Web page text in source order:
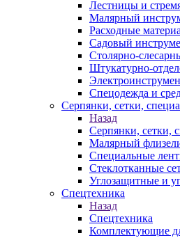
Лестницы и
Малярный
Расходные
Садовый
Столярно-
Штукатурно-
Спецодежда и
Серпянки, сетки,
Назад
Серпянки, сетки,
Малярный
Специальные
Стеклотканные
Углозащитные и
Спецтехника
Назад
Спецтехника
Комплектующие